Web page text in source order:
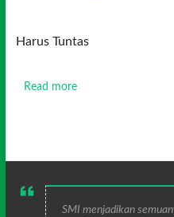
Harus Tuntas
Read more
SMI menjadikan